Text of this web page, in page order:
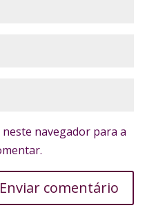
navegador para a
Enviar comentário